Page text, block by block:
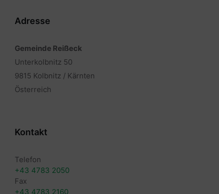
Adresse
Gemeinde Reißeck
Unterkolbnitz 50
9815 Kolbnitz / Kärnten
Österreich
Kontakt
Telefon
+43 4783 2050
Fax
+43 4783 2160